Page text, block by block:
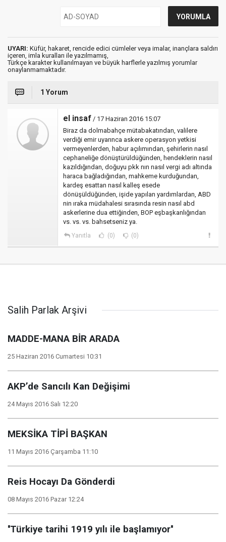
UYARI: Küfür, hakaret, rencide edici cümleler veya imalar, inançlara saldırı
içeren, imla kuralları ile yazılmamış,
Türkçe karakter kullanılmayan ve büyük harflerle yazılmış yorumlar
onaylanmamaktadır.
1 Yorum
el insaf / 17 Haziran 2016 15:07
Biraz da dolmabahçe mütabakatından, valilere
verdiği emir uyarınca askere operasyon yetkisi
vermeyenlerden, habur açılımından, şehirlerin nasıl
cephaneliğe dönüştürüldüğünden, hendeklerin nasıl
kazıldığından, doğuyu pkk nın nasıl vergi adı altında
haraca bağladığından, mahkeme kurduğundan,
kardeş esattan nasıl kalleş esede
dönüşüldüğünden, işide yapılan yardımlardan, ABD
nin ıraka müdahalesi sırasında resin nasıl abd
askerlerine dua ettiğinden, BOP eşbaşkanlığından
vs. vs. vs. bahsetseniz ya.
Yanıtla (0) (0)
Salih Parlak Arşivi
MADDE-MANA BİR ARADA
25 Haziran 2016 Cumartesi 10:31
AKP’de Sancılı Kan Değişimi
24 Mayıs 2016 Salı 12:20
MEKSİKA TİPİ BAŞKAN
11 Mayıs 2016 Çarşamba 11:10
Reis Hocayı Da Gönderdi
08 Mayıs 2016 Pazar 12:24
''Türkiye tarihi 1919 yılı ile başlamıyor''